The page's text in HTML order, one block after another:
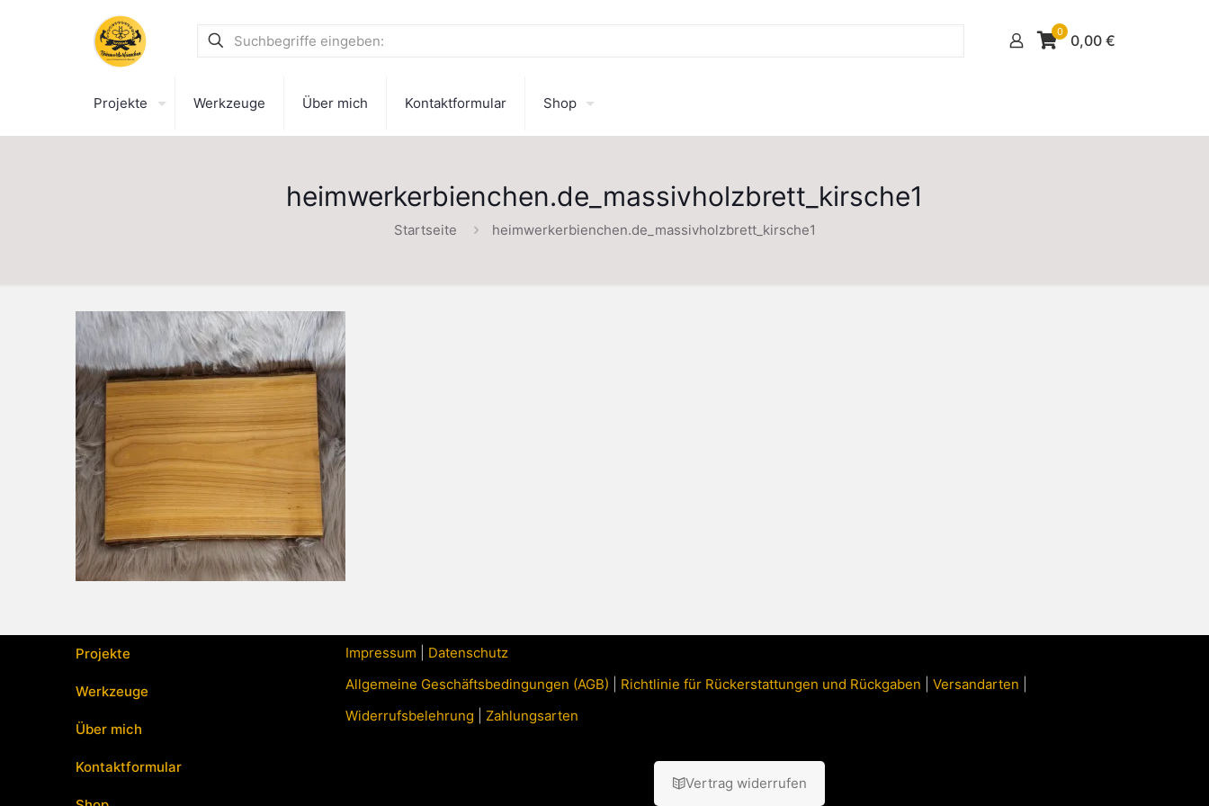
0 0,00 €
Projekte Werkzeuge Über mich Kontaktformular Shop
heimwerkerbienchen.de_massivholzbrett_kirsche1
Startseite heimwerkerbienchen.de_massivholzbrett_kirsche1
Projekte
Werkzeuge
Über mich
Kontaktformular
Impressum
Datenschutz
Allgemeine Geschäftsbedingungen (AGB)
Richtlinie für Rückerstattungen und Rückgaben Versandarten
Widerrufsbelehrung
Zahlungsarten
Vertrag widerrufen